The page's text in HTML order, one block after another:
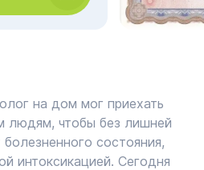
на дом мог приехать
людям, чтобы без лишней
состояния,
интоксикацией. Сегодня